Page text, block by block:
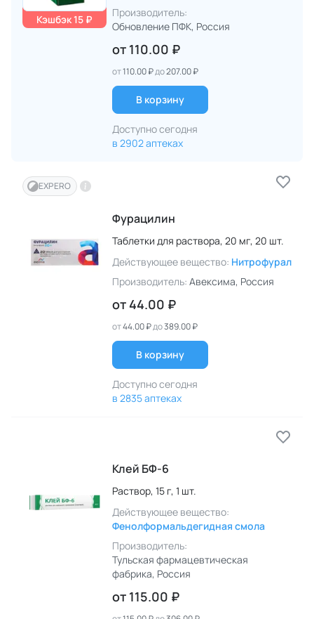
Кэшбэк 15 ₽
Производитель:
Обновление ПФК, Россия
от 110.00 ₽
от110.00 ₽до207.00 ₽
В корзину
Доступно сегодня
в 2902 аптеках
EXPERO
Фурацилин
Таблетки для раствора, 20 мг, 20 шт.
Действующее вещество: Нитрофурал
Производитель: Авексима, Россия
от 44.00 ₽
от44.00 ₽до389.00 ₽
В корзину
Доступно сегодня
в 2835 аптеках
Клей БФ-6
Раствор, 15 г, 1 шт.
Действующее вещество:
Фенолформальдегидная смола
Производитель:
Тульская фармацевтическая
фабрика, Россия
от 115.00 ₽